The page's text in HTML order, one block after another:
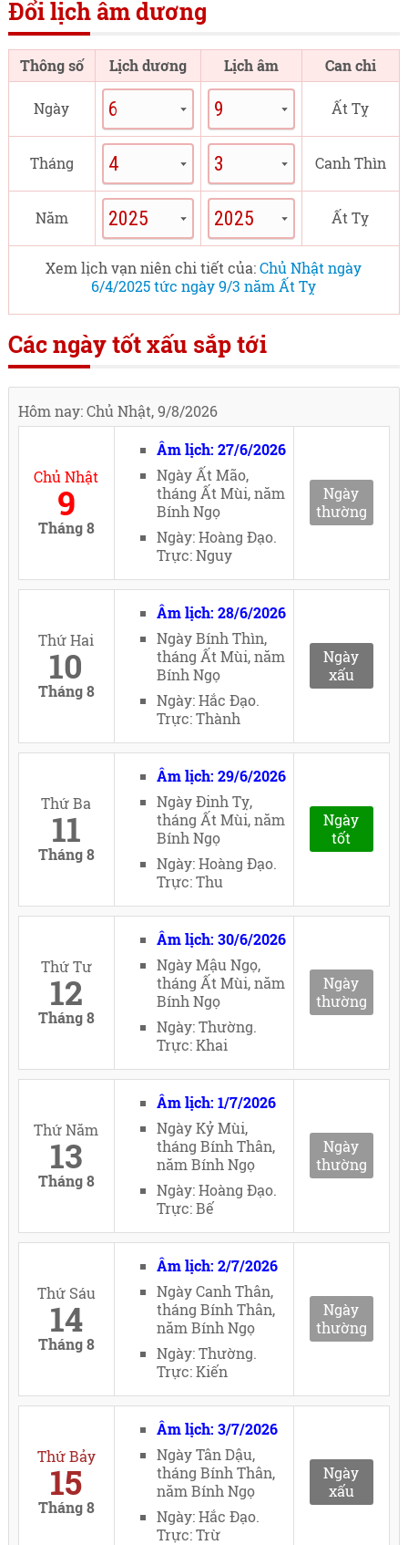
Đổi lịch âm dương
Thông số Lịch dương Lịch âm Can chi
Ngày Ất Tỵ
Tháng Canh Thìn
Năm Ất Tỵ
Xem lịch vạn niên chi tiết của:Chủ Nhật ngày
6/4/2025 tức ngày 9/3 năm Ất Tỵ
Các ngày tốt xấu sắp tới
Hôm nay: Chủ Nhật, 9/8/2026
Chủ Nhật
9
Tháng 8
Âm lịch: 27/6/2026
Ngày Ất Mão,
tháng Ất Mùi, năm
Bính Ngọ
Ngày: Hoàng Đạo.
Trực: Nguy
Ngày
thường
Thứ Hai
10
Tháng 8
Âm lịch: 28/6/2026
Ngày Bính Thìn,
tháng Ất Mùi, năm
Bính Ngọ
Ngày: Hắc Đạo.
Trực: Thành
Ngày
xấu
Thứ Ba
11
Tháng 8
Âm lịch: 29/6/2026
Ngày Đinh Tỵ,
tháng Ất Mùi, năm
Bính Ngọ
Ngày: Hoàng Đạo.
Trực: Thu
Ngày
tốt
Thứ Tư
12
Tháng 8
Âm lịch: 30/6/2026
Ngày Mậu Ngọ,
tháng Ất Mùi, năm
Bính Ngọ
Ngày: Thường.
Trực: Khai
Ngày
thường
Thứ Năm
13
Tháng 8
Âm lịch: 1/7/2026
Ngày Kỷ Mùi,
tháng Bính Thân,
năm Bính Ngọ
Ngày: Hoàng Đạo.
Trực: Bế
Ngày
thường
Thứ Sáu
14
Tháng 8
Âm lịch: 2/7/2026
Ngày Canh Thân,
tháng Bính Thân,
năm Bính Ngọ
Ngày: Thường.
Trực: Kiến
Ngày
thường
Thứ Bảy
15
Tháng 8
Âm lịch: 3/7/2026
Ngày Tân Dậu,
tháng Bính Thân,
năm Bính Ngọ
Ngày: Hắc Đạo.
Trực: Trừ
Ngày
xấu